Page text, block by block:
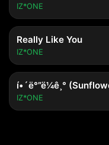
IZ*ONE
Really Like You
IZ*ONE
í•´ë°”ë¼ê¸°
IZ*ONE